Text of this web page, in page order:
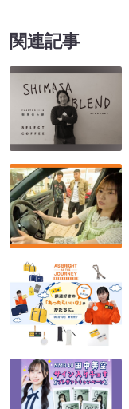
関連記事